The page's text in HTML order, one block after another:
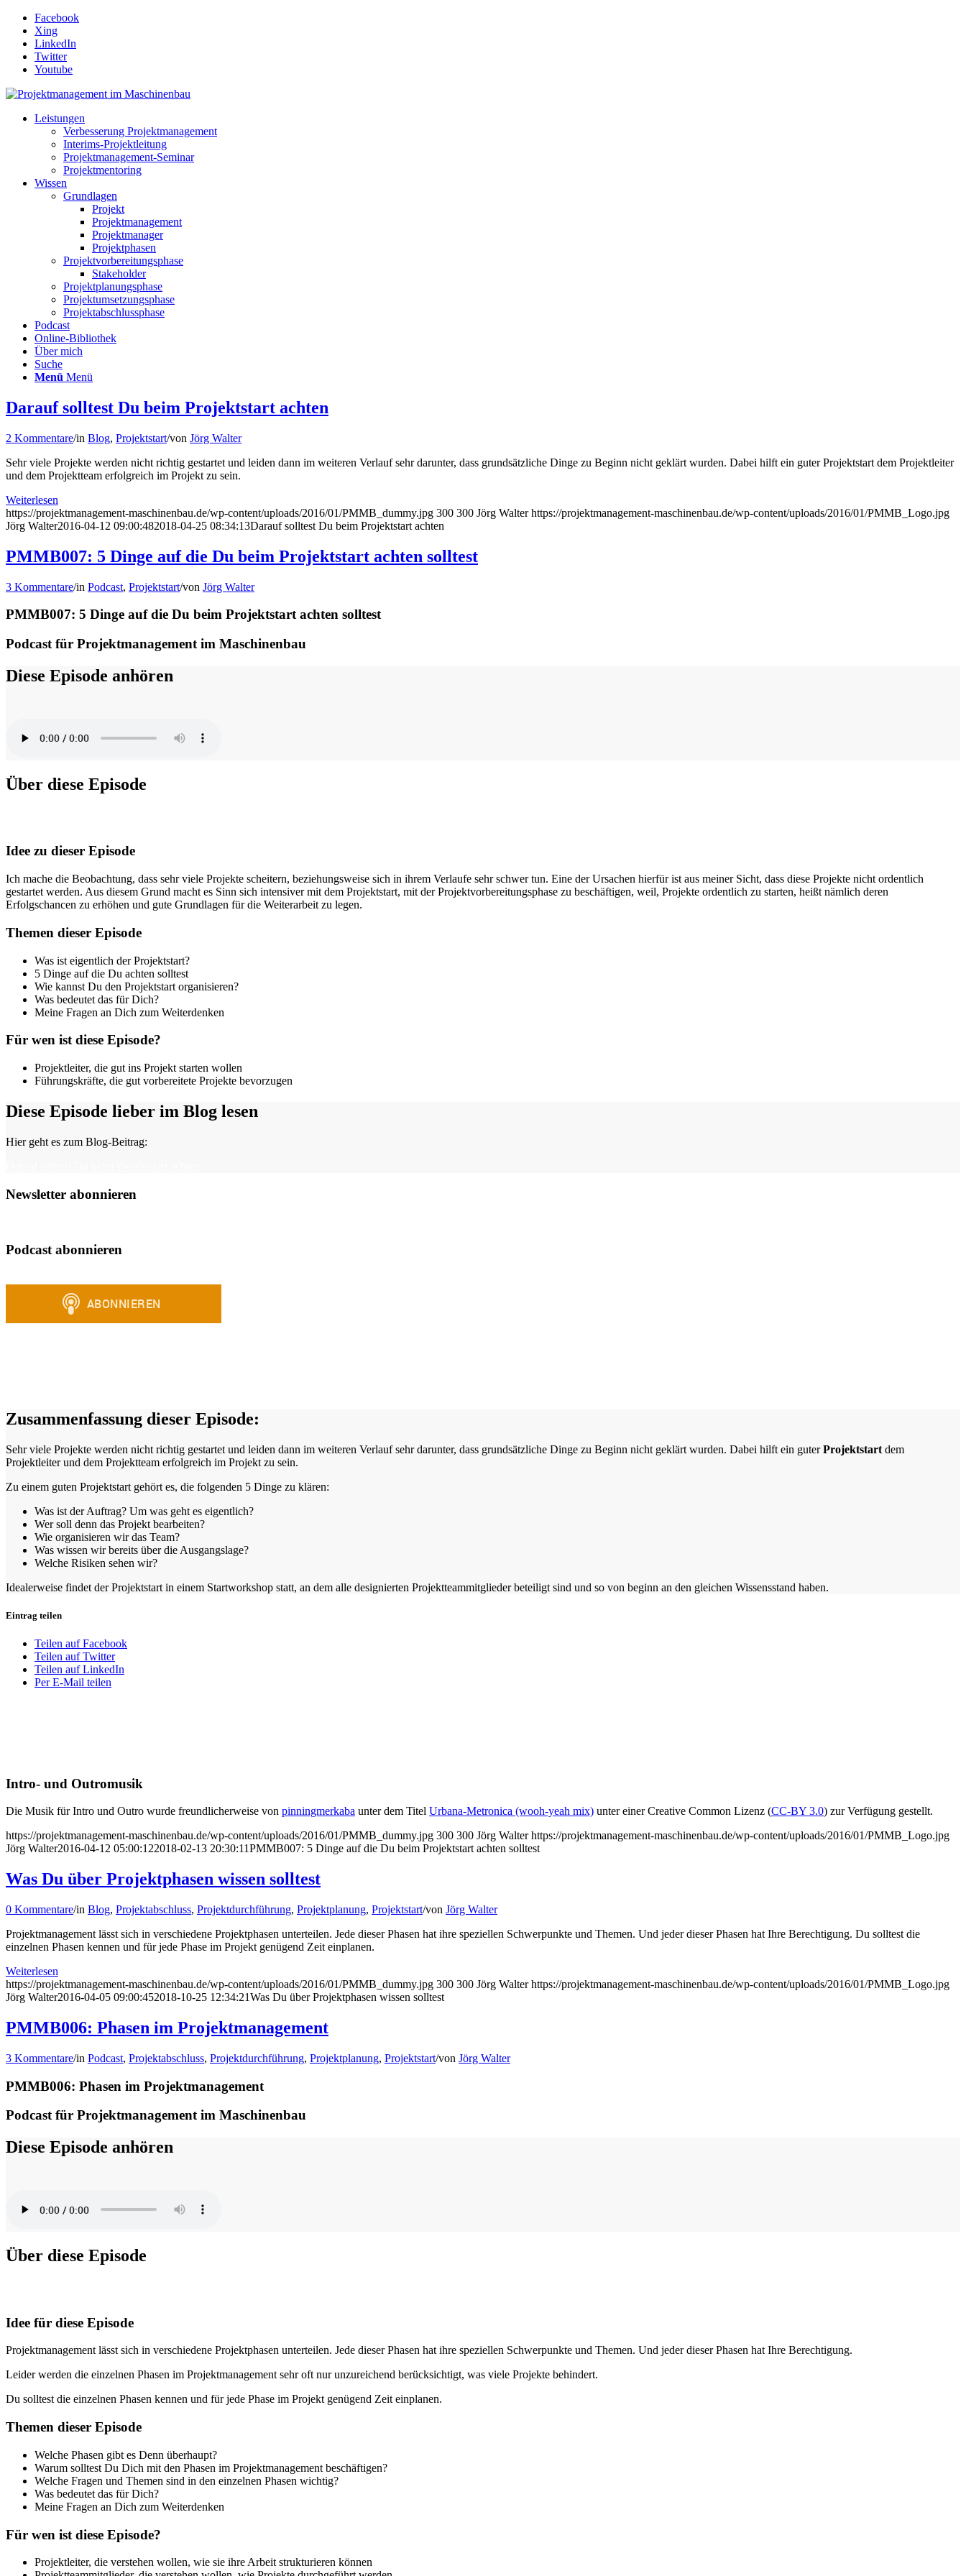
Facebook
Xing
LinkedIn
Twitter
Youtube
Leistungen
Verbesserung Projektmanagement
Interims-Projektleitung
Projektmanagement-Seminar
Projektmentoring
Wissen
Grundlagen
Projekt
Projektmanagement
Projektmanager
Projektphasen
Projektvorbereitungsphase
Stakeholder
Projektplanungsphase
Projektumsetzungsphase
Projektabschlussphase
Podcast
Online-Bibliothek
Über mich
Suche
Menü Menü
Darauf solltest Du beim Projektstart achten
2 Kommentare/in Blog, Projektstart/von Jörg Walter
Sehr viele Projekte werden nicht richtig gestartet und leiden dann im weiteren Verlauf sehr darunter, dass grundsätzliche Dinge zu Beginn nicht geklärt wurden. Dabei hilft ein guter Projektstart dem Projektleiter
und dem Projektteam erfolgreich im Projekt zu sein.
Weiterlesen
https://projektmanagement-maschinenbau.de/wp-content/uploads/2016/01/PMMB_dummy.jpg 300 300 Jörg Walter https://projektmanagement-maschinenbau.de/wp-content/uploads/2016/01/PMMB_Logo.jpg
Jörg Walter2016-04-12 09:00:482018-04-25 08:34:13Darauf solltest Du beim Projektstart achten
PMMB007: 5 Dinge auf die Du beim Projektstart achten solltest
3 Kommentare/in Podcast, Projektstart/von Jörg Walter
PMMB007: 5 Dinge auf die Du beim Projektstart achten solltest
Podcast für Projektmanagement im Maschinenbau
Diese Episode anhören
Über diese Episode
Idee zu dieser Episode
Ich mache die Beobachtung, dass sehr viele Projekte scheitern, beziehungsweise sich in ihrem Verlaufe sehr schwer tun. Eine der Ursachen hierfür ist aus meiner Sicht, dass diese Projekte nicht ordentlich
gestartet werden. Aus diesem Grund macht es Sinn sich intensiver mit dem Projektstart, mit der Projektvorbereitungsphase zu beschäftigen, weil, Projekte ordentlich zu starten, heißt nämlich deren
Erfolgschancen zu erhöhen und gute Grundlagen für die Weiterarbeit zu legen.
Themen dieser Episode
Was ist eigentlich der Projektstart?
5 Dinge auf die Du achten solltest
Wie kannst Du den Projektstart organisieren?
Was bedeutet das für Dich?
Meine Fragen an Dich zum Weiterdenken
Für wen ist diese Episode?
Projektleiter, die gut ins Projekt starten wollen
Führungskräfte, die gut vorbereitete Projekte bevorzugen
Diese Episode lieber im Blog lesen
Hier geht es zum Blog-Beitrag:
Newsletter abonnieren
Podcast abonnieren
Zusammenfassung dieser Episode:
Sehr viele Projekte werden nicht richtig gestartet und leiden dann im weiteren Verlauf sehr darunter, dass grundsätzliche Dinge zu Beginn nicht geklärt wurden. Dabei hilft ein guterProjektstart dem
Projektleiter und dem Projektteam erfolgreich im Projekt zu sein.
Zu einem guten Projektstart gehört es, die folgenden 5 Dinge zu klären:
Was ist der Auftrag? Um was geht es eigentlich?
Wer soll denn das Projekt bearbeiten?
Wie organisieren wir das Team?
Was wissen wir bereits über die Ausgangslage?
Welche Risiken sehen wir?
Idealerweise findet der Projektstart in einem Startworkshop statt, an dem alle designierten Projektteammitglieder beteiligt sind und so von beginn an den gleichen Wissensstand haben.
Eintrag teilen
Teilen auf Facebook
Teilen auf Twitter
Teilen auf LinkedIn
Per E-Mail teilen
Intro- und Outromusik
Die Musik für Intro und Outro wurde freundlicherweise von pinningmerkaba unter dem Titel Urbana-Metronica (wooh-yeah mix) unter einer Creative Common Lizenz (CC-BY 3.0) zur Verfügung gestellt.
https://projektmanagement-maschinenbau.de/wp-content/uploads/2016/01/PMMB_dummy.jpg 300 300 Jörg Walter https://projektmanagement-maschinenbau.de/wp-content/uploads/2016/01/PMMB_Logo.jpg
Jörg Walter2016-04-12 05:00:122018-02-13 20:30:11PMMB007: 5 Dinge auf die Du beim Projektstart achten solltest
Was Du über Projektphasen wissen solltest
0 Kommentare/in Blog, Projektabschluss, Projektdurchführung, Projektplanung, Projektstart/von Jörg Walter
Projektmanagement lässt sich in verschiedene Projektphasen unterteilen. Jede dieser Phasen hat ihre speziellen Schwerpunkte und Themen. Und jeder dieser Phasen hat Ihre Berechtigung. Du solltest die
einzelnen Phasen kennen und für jede Phase im Projekt genügend Zeit einplanen.
Weiterlesen
https://projektmanagement-maschinenbau.de/wp-content/uploads/2016/01/PMMB_dummy.jpg 300 300 Jörg Walter https://projektmanagement-maschinenbau.de/wp-content/uploads/2016/01/PMMB_Logo.jpg
Jörg Walter2016-04-05 09:00:452018-10-25 12:34:21Was Du über Projektphasen wissen solltest
PMMB006: Phasen im Projektmanagement
3 Kommentare/in Podcast, Projektabschluss, Projektdurchführung, Projektplanung, Projektstart/von Jörg Walter
PMMB006: Phasen im Projektmanagement
Podcast für Projektmanagement im Maschinenbau
Diese Episode anhören
Über diese Episode
Idee für diese Episode
Projektmanagement lässt sich in verschiedene Projektphasen unterteilen. Jede dieser Phasen hat ihre speziellen Schwerpunkte und Themen. Und jeder dieser Phasen hat Ihre Berechtigung.
Leider werden die einzelnen Phasen im Projektmanagement sehr oft nur unzureichend berücksichtigt, was viele Projekte behindert.
Du solltest die einzelnen Phasen kennen und für jede Phase im Projekt genügend Zeit einplanen.
Themen dieser Episode
Welche Phasen gibt es Denn überhaupt?
Warum solltest Du Dich mit den Phasen im Projektmanagement beschäftigen?
Welche Fragen und Themen sind in den einzelnen Phasen wichtig?
Was bedeutet das für Dich?
Meine Fragen an Dich zum Weiterdenken
Für wen ist diese Episode?
Projektleiter, die verstehen wollen, wie sie ihre Arbeit strukturieren können